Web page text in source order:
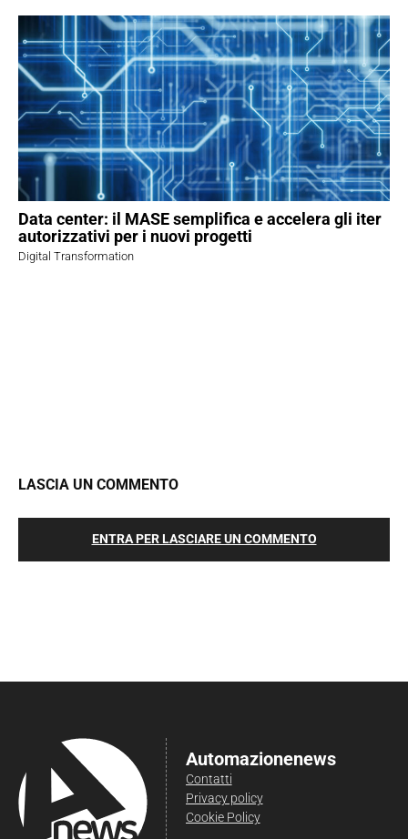
Data center: il MASE semplifica e accelera gli iter
autorizzativi per i nuovi progetti
Digital Transformation
LASCIA UN COMMENTO
ENTRA PER LASCIARE UN COMMENTO
Automazionenews
Contatti
Privacy policy
Cookie Policy